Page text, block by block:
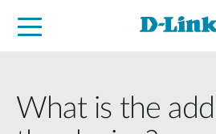
What is the